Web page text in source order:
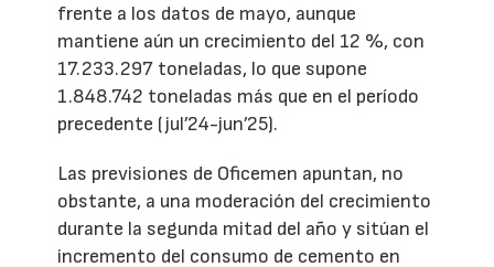
frente a los datos de mayo, aunque
mantiene aún un crecimiento del 12 %, con
17.233.297 toneladas, lo que supone
1.848.742 toneladas más que en el período
precedente (jul’24-jun’25).
Las previsiones de Oficemen apuntan, no
obstante, a una moderación del crecimiento
durante la segunda mitad del año y sitúan el
incremento del consumo de cemento en